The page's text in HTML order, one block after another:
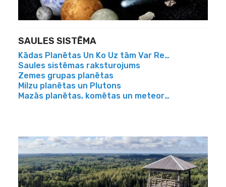
SAULES SISTĒMA
Kādas Planētas Un Ko Uz tām Var Redzēt Ar
Saules sistēmas raksturojums
Zemes grupas planētas
Milzu planētas un Plutons
Mazās planētas, komētas un meteorīti